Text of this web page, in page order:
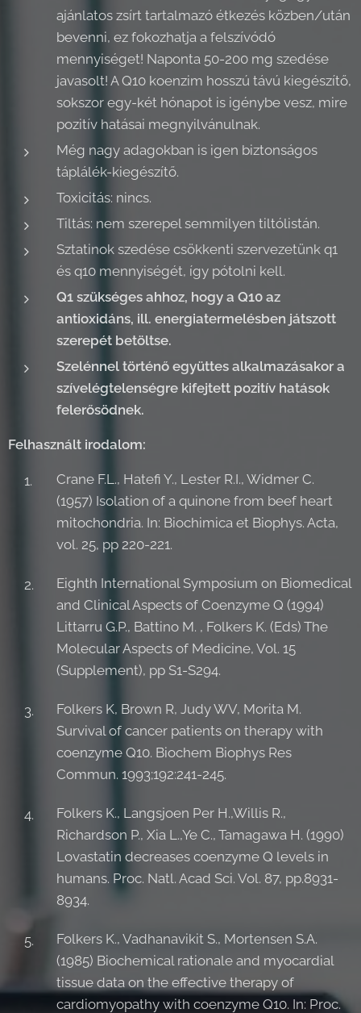
ajánlatos zsírt tartalmazó étkezés közben/után
bevenni, ez fokozhatja a felszívódó
mennyiséget! Naponta 50-200 mg szedése
javasolt! A Q10 koenzim hosszú távú kiegészítő,
sokszor egy-két hónapot is igénybe vesz, mire
pozitív hatásai megnyilvánulnak.
Még nagy adagokban is igen biztonságos
táplálék-kiegészítő.
Toxicitás: nincs.
Tiltás: nem szerepel semmilyen tiltólistán.
Sztatinok szedése csökkenti szervezetünk q1
és q10 mennyiségét, így pótolni kell.
Q1 szükséges ahhoz, hogy a Q10 az
antioxidáns, ill. energiatermelésben játszott
szerepét betöltse.
Szelénnel történő együttes alkalmazásakor a
szívelégtelenségre kifejtett pozitív hatások
felerősödnek.
Felhasznált irodalom:
Crane F.L., Hatefi Y., Lester R.I., Widmer C.
(1957) Isolation of a quinone from beef heart
mitochondria. In: Biochimica et Biophys. Acta,
vol. 25, pp 220-221.
Eighth International Symposium on Biomedical
and Clinical Aspects of Coenzyme Q (1994)
Littarru G.P., Battino M. , Folkers K. (Eds) The
Molecular Aspects of Medicine, Vol. 15
(Supplement), pp S1-S294.
Folkers K, Brown R, Judy WV, Morita M.
Survival of cancer patients on therapy with
coenzyme Q10. Biochem Biophys Res
Commun. 1993;192:241-245.
Folkers K., Langsjoen Per H.,Willis R.,
Richardson P., Xia L.,Ye C., Tamagawa H. (1990)
Lovastatin decreases coenzyme Q levels in
humans. Proc. Natl. Acad Sci. Vol. 87, pp.8931-
8934.
Folkers K., Vadhanavikit S., Mortensen S.A.
(1985) Biochemical rationale and myocardial
tissue data on the effective therapy of
cardiomyopathy with coenzyme Q10. In: Proc.